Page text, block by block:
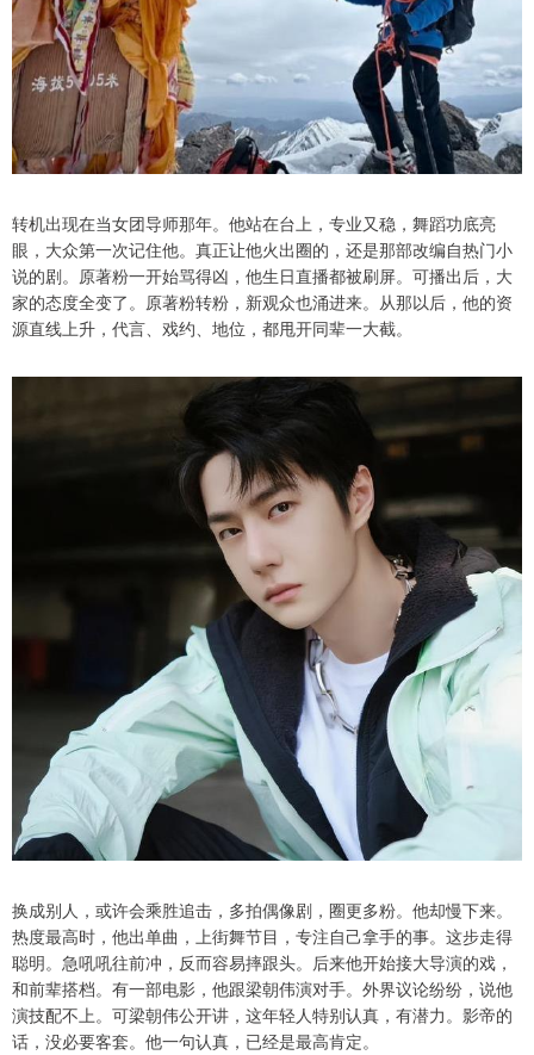
转机出现在当女团导师那年。他站在台上，专业又稳，舞蹈功底亮
眼，大众第一次记住他。真正让他火出圈的，还是那部改编自热门小
说的剧。原著粉一开始骂得凶，他生日直播都被刷屏。可播出后，大
家的态度全变了。原著粉转粉，新观众也涌进来。从那以后，他的资
源直线上升，代言、戏约、地位，都甩开同辈一大截。
换成别人，或许会乘胜追击，多拍偶像剧，圈更多粉。他却慢下来。
热度最高时，他出单曲，上街舞节目，专注自己拿手的事。这步走得
聪明。急吼吼往前冲，反而容易摔跟头。后来他开始接大导演的戏，
和前辈搭档。有一部电影，他跟梁朝伟演对手。外界议论纷纷，说他
演技配不上。可梁朝伟公开讲，这年轻人特别认真，有潜力。影帝的
话，没必要客套。他一句认真，已经是最高肯定。